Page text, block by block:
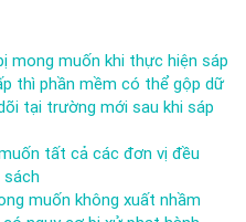
mong muốn khi thực hiện sáp
thì phần mềm có thể gộp dữ
tại trường mới sau khi sáp
tất cả các đơn vị đều
muốn không xuất nhầm